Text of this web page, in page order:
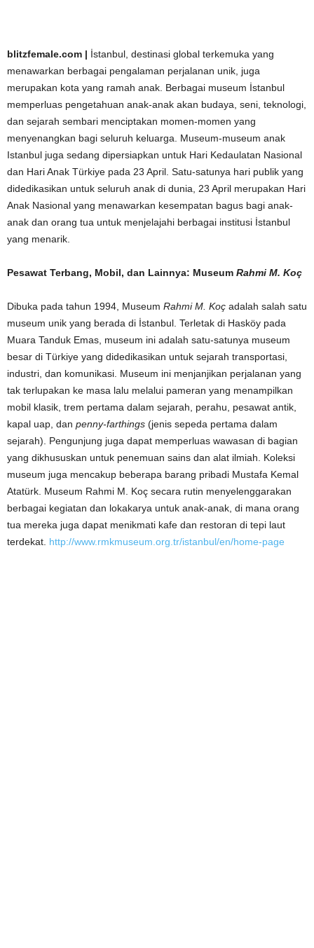
blitzfemale.com | İstanbul, destinasi global terkemuka yang
menawarkan berbagai pengalaman perjalanan unik, juga
merupakan kota yang ramah anak. Berbagai museum İstanbul
memperluas pengetahuan anak-anak akan budaya, seni, teknologi,
dan sejarah sembari menciptakan momen-momen yang
menyenangkan bagi seluruh keluarga. Museum-museum anak
Istanbul juga sedang dipersiapkan untuk Hari Kedaulatan Nasional
dan Hari Anak Türkiye pada 23 April. Satu-satunya hari publik yang
didedikasikan untuk seluruh anak di dunia, 23 April merupakan Hari
Anak Nasional yang menawarkan kesempatan bagus bagi anak-
anak dan orang tua untuk menjelajahi berbagai institusi İstanbul
yang menarik.
Pesawat Terbang, Mobil, dan Lainnya: Museum Rahmi M. Koç
Dibuka pada tahun 1994, Museum Rahmi M. Koç adalah salah satu
museum unik yang berada di İstanbul. Terletak di Hasköy pada
Muara Tanduk Emas, museum ini adalah satu-satunya museum
besar di Türkiye yang didedikasikan untuk sejarah transportasi,
industri, dan komunikasi. Museum ini menjanjikan perjalanan yang
tak terlupakan ke masa lalu melalui pameran yang menampilkan
mobil klasik, trem pertama dalam sejarah, perahu, pesawat antik,
kapal uap, dan penny-farthings (jenis sepeda pertama dalam
sejarah). Pengunjung juga dapat memperluas wawasan di bagian
yang dikhususkan untuk penemuan sains dan alat ilmiah. Koleksi
museum juga mencakup beberapa barang pribadi Mustafa Kemal
Atatürk. Museum Rahmi M. Koç secara rutin menyelenggarakan
berbagai kegiatan dan lokakarya untuk anak-anak, di mana orang
tua mereka juga dapat menikmati kafe dan restoran di tepi laut
terdekat. http://www.rmkmuseum.org.tr/istanbul/en/home-page